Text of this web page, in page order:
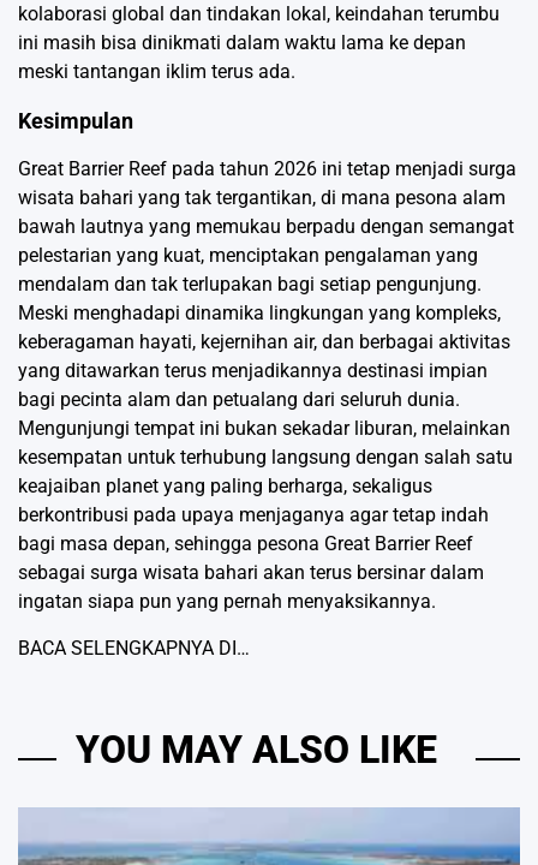
kolaborasi global dan tindakan lokal, keindahan terumbu
ini masih bisa dinikmati dalam waktu lama ke depan
meski tantangan iklim terus ada.
Kesimpulan
Great Barrier Reef pada tahun 2026 ini tetap menjadi surga
wisata bahari yang tak tergantikan, di mana pesona alam
bawah lautnya yang memukau berpadu dengan semangat
pelestarian yang kuat, menciptakan pengalaman yang
mendalam dan tak terlupakan bagi setiap pengunjung.
Meski menghadapi dinamika lingkungan yang kompleks,
keberagaman hayati, kejernihan air, dan berbagai aktivitas
yang ditawarkan terus menjadikannya destinasi impian
bagi pecinta alam dan petualang dari seluruh dunia.
Mengunjungi tempat ini bukan sekadar liburan, melainkan
kesempatan untuk terhubung langsung dengan salah satu
keajaiban planet yang paling berharga, sekaligus
berkontribusi pada upaya menjaganya agar tetap indah
bagi masa depan, sehingga pesona Great Barrier Reef
sebagai surga wisata bahari akan terus bersinar dalam
ingatan siapa pun yang pernah menyaksikannya.
BACA SELENGKAPNYA DI…
YOU MAY ALSO LIKE